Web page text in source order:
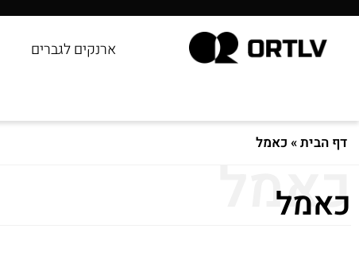
ארנקים לגברים
דף הבית» כאמל
כאמל
כאמל